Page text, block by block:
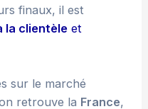
finaux, il est
la clientèle et
sur le marché
retrouve la France,